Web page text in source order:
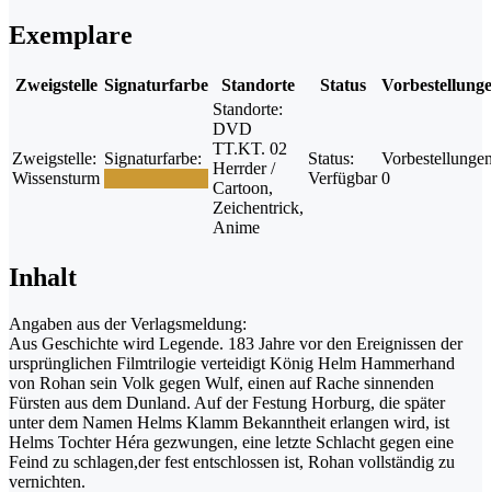
Exemplare
Zweigstelle Signaturfarbe Standorte Status
Zweigstelle:
Wissensturm
Signaturfarbe:
Standorte:
DVD
TT.KT. 02
Herrder /
Cartoon,
Zeichentrick,
Anime
Status:
Verfügbar 0
Inhalt
Angaben aus der Verlagsmeldung:
Aus Geschichte wird Legende. 183 Jahre vor den Ereignissen der
ursprünglichen Filmtrilogie verteidigt König Helm Hammerhand
von Rohan sein Volk gegen Wulf, einen auf Rache sinnenden
Fürsten aus dem Dunland. Auf der Festung Horburg, die später
unter dem Namen Helms Klamm Bekanntheit erlangen wird, ist
Helms Tochter Héra gezwungen, eine letzte Schlacht gegen eine
Feind zu schlagen,der fest entschlossen ist, Rohan vollständig zu
vernichten.